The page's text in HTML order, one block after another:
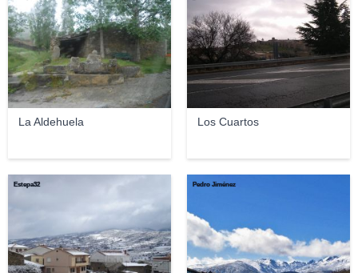
La Aldehuela Los Cuartos
Estepa32 Pedro Jiménez